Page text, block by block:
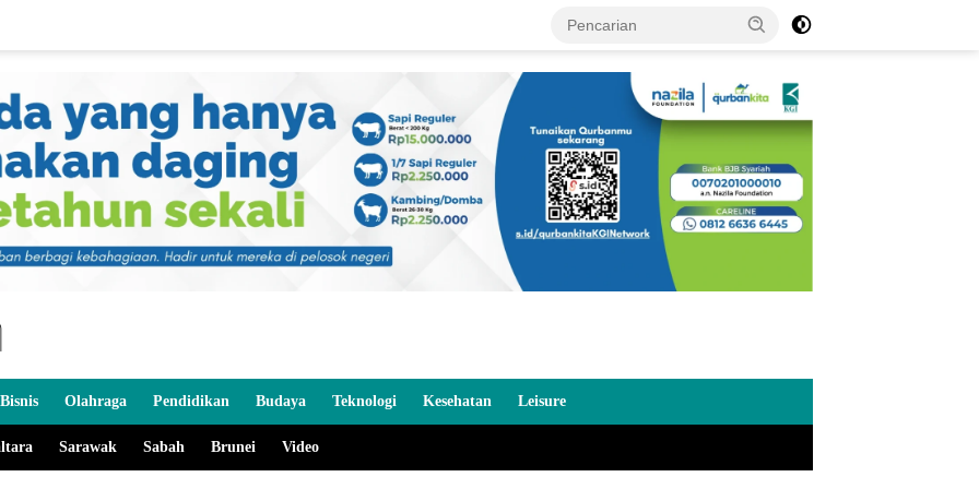
Olahraga Pendidikan Budaya Teknologi Kesehatan Leisure
Sarawak Sabah Brunei Video